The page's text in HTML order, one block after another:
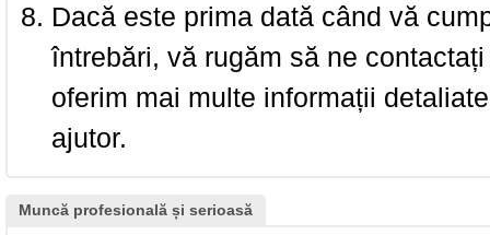
Dacă este prima dată când vă
întrebări, vă rugăm să ne
oferim mai multe informații
ajutor.
Muncă profesională și serioasă